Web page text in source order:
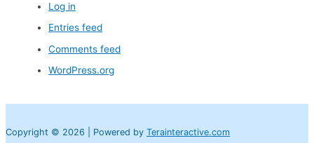
Log in
Entries feed
Comments feed
WordPress.org
Copyright © 2026 | Powered by Terainteractive.com